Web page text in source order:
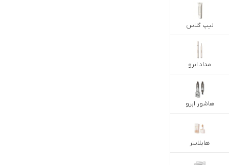
لیپ گلاس
مداد ابرو
هاشور ابرو
هایلایتر